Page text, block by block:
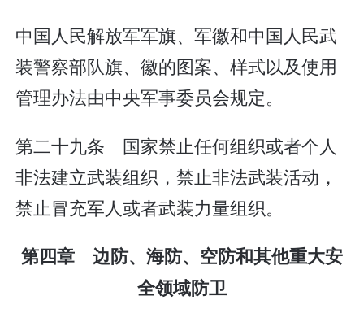
中国人民解放军军旗、军徽和中国人民武
装警察部队旗、徽的图案、样式以及使用
管理办法由中央军事委员会规定。
第二十九条 国家禁止任何组织或者个人
非法建立武装组织，禁止非法武装活动，
禁止冒充军人或者武装力量组织。
第四章 边防、海防、空防和其他重大安
全领域防卫